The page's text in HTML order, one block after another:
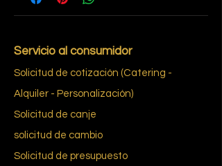
Servicio al consumidor
Solicitud de cotización (Catering -
Alquiler - Personalización)
Solicitud de canje
solicitud de cambio
Solicitud de presupuesto